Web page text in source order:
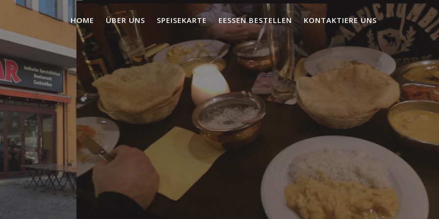
HOME ÜBER UNS SPEISEKARTE EESSEN BESTELLEN KONTAKTIERE UNS